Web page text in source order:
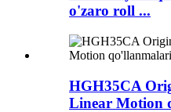
o'zaro roll ...
HGH35CA
Linear Motion